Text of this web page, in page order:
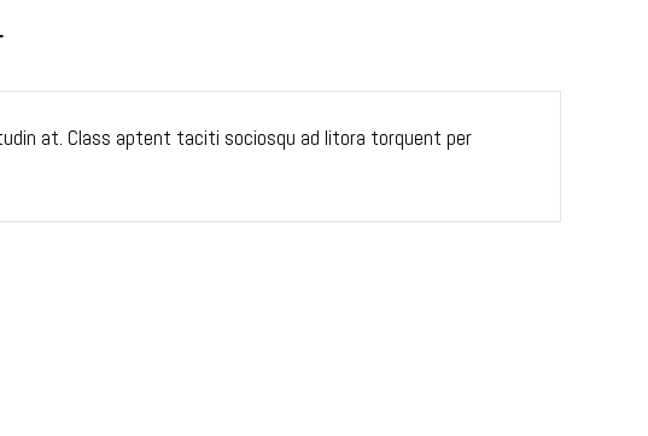
at. Class aptent taciti sociosqu ad litora torquent per